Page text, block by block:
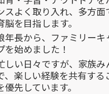
スよく取り入れ、多方面
脳を目指します。
年長から、ファミリーキ
を始めました！
しい日々ですが、家族み
、楽しい経験を共有する
優先しています。